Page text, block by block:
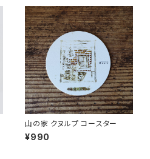
山の家 クヌルプ コースター
¥990